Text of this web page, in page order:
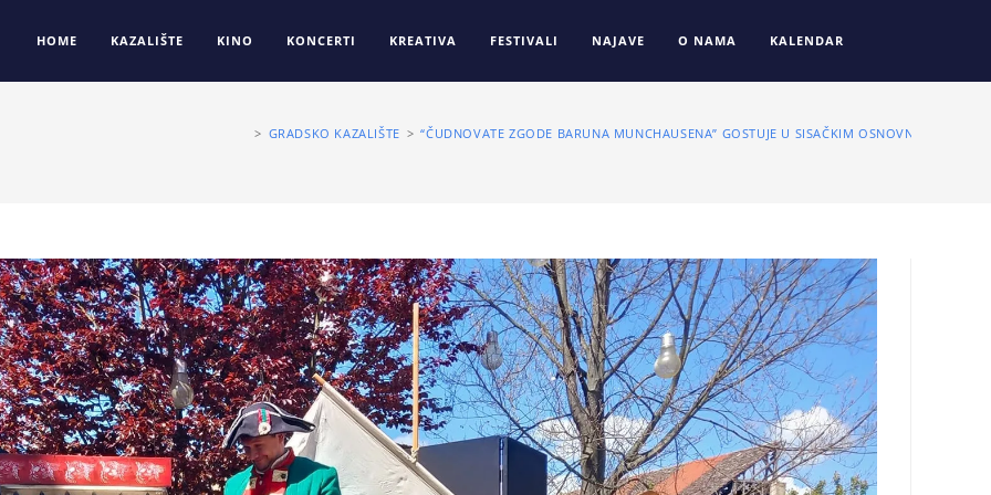
HOME KAZALIŠTE KINO KONCERTI KREATIVA FESTIVALI NAJAVE O NAMA KALENDAR
> GRADSKO KAZALIŠTE > “ČUDNOVATE ZGODE BARUNA MUNCHAUSENA” GOSTUJE U SISAČKIM OSNOVNIM